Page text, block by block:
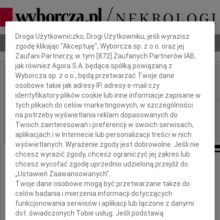
Nekrologi Odeszli Poradnik pogrzebowy
IMIĘ I NAZWISKO: Krystyna Greger
REGION: Łódź
DATA EMISJI: 25.03.2026
Z głębokim żalem informujemy o odejściu
naszej ukochanej Mamy i Babci
Dbamy o Twoją prywatność
Droga Użytkowniczko, Drogi Użytkowniku, jeśli wyrazisz
zgodę klikając "Akceptuję", Wyborcza sp. z o.o. oraz jej
Zaufani Partnerzy, w tym [872 ] Zaufanych Partnerów IAB,
jak również Agora S.A. będąca spółką powiązaną z
Wyborcza sp. z o.o., będą przetwarzać Twoje dane
osobowe takie jak adresy IP, adresy e-mail czy
identyfikatory plików cookie lub inne informacje zapisane w
tych plikach do celów marketingowych, w szczególności
na potrzeby wyświetlania reklam dopasowanych do
Twoich zainteresowań i preferencji w swoich serwisach,
aplikacjach i w Internecie lub personalizacji treści w nich
wyświetlanych. Wyrażenie zgody jest dobrowolne. Jeśli nie
chcesz wyrazić zgody, chcesz ograniczyć jej zakres lub
chcesz wycofać zgodę uprzednio udzieloną przejdź do
„Ustawień Zaawansowanych”.
Twoje dane osobowe mogą być przetwarzane także do
celów badania i mierzenia informacji dotyczących
funkcjonowania serwisów i aplikacji lub łączone z danymi
dot. świadczonych Tobie usług. Jeśli podstawą